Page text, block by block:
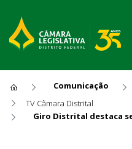
Comunicação
TV Câmara Distrital